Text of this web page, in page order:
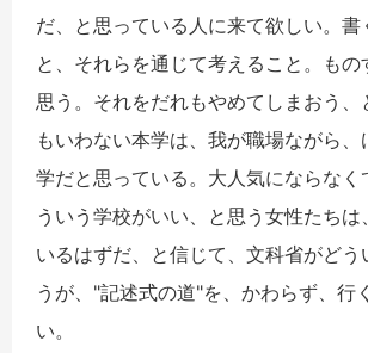
だ、と思っている人に来て欲しい。書
と、それらを通じて考えること。もの
思う。それをだれもやめてしまおう、
もいわない本学は、我が職場ながら、
学だと思っている。大人気にならなく
ういう学校がいい、と思う女性たちは
いるはずだ、と信じて、文科省がどう
うが、"記述式の道"を、かわらず、行
い。